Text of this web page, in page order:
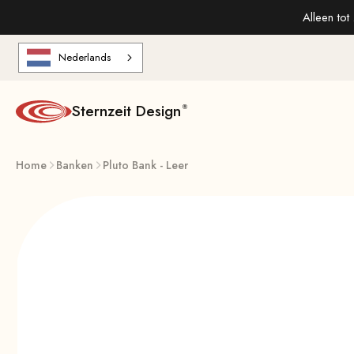
Alleen
Nederlands
Sternzeit Design
Home Banken Pluto Bank - Leer